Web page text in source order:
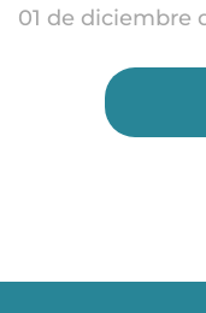
01 de diciembre